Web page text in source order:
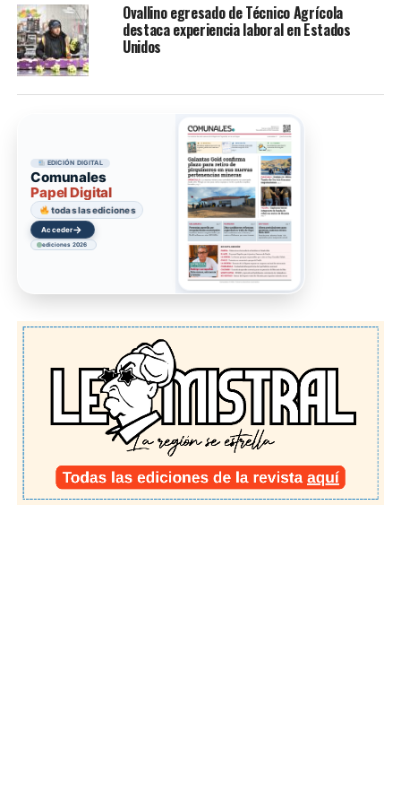
Ovallino egresado de Técnico Agrícola
destaca experiencia laboral en Estados
Unidos
EDICIÓN DIGITAL
Comunales
Papel Digital
todas las ediciones
Acceder→
ediciones 2026